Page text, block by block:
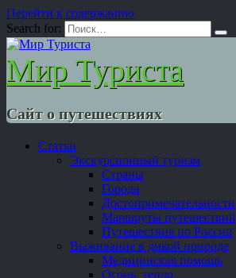
Перейти к содержанию
Search for:
Мир Туриста
Сайт о путешествиях
Статьи
Экскурсионный туризм
Страны
Города
Достопримечательности
Маршруты путешествий
Путешествия по России
Выживание в дикой природе
Медицинская помощь
Огонь, тепло